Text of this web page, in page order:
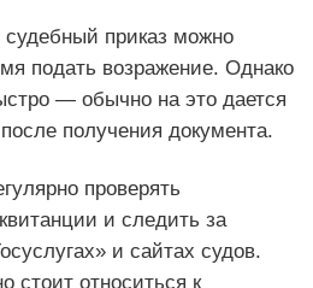
приказ можно
подать возражение. Однако
— обычно на это дается
получения документа.
проверять
и следить за
и сайтах судов.
стоит относиться к